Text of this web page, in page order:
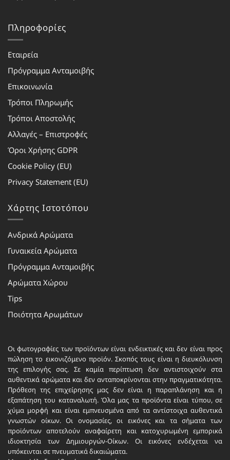
Πληροφορίες
Εταιρεία
Πρόγραμμα Ανταμοιβής
Επικοινωνία
Τρόποι Πληρωμής
Τρόποι Αποστολής
Αλλαγές – Επιστροφές
Όροι Χρήσης GDPR
Cookie Policy (EU)
Privacy Statement (EU)
Χάρτης Ιστοτόπου
Ανδρικά Αρώματα
Γυναικεία Αρώματα
Πρόγραμμα Ανταμοιβής
Αρώματα Χώρου
Tips
Ποιότητα Αρωμάτων
Οι φωτογραφίες των προϊόντων είναι ενδεικτικές και δεν είναι προς
πώληση το εικονιζόμενο προϊόν. Σκοπός τους είναι η διευκόλυνση
της επιλογής σας. Σε καμία περίπτωση δεν αντιστοιχούν στα
αυθεντικά αρώματα και δεν ανταποκρίνονται στην πραγματικότητα.
Πρόθεση της επιχείρησης μας δεν είναι η παραπλάνηση και η
εξαπάτηση του καταναλωτή. Όλα μας τα προϊόντα είναι τύπου, σε
χύμα μορφή και είναι εμπνευσμένα από τα αντίστοιχα αυθεντικά
γνωστών οίκων. Οι ονομασίες, οι εικόνες και τα σήματα των
προϊόντων αποτελούν αναφαίρετη και κατοχυρωμένη εμπορικά
ιδιοκτησία των Δημιουργών-Οίκων. Οι εικόνες ενδέχεται να
υπόκεινται σε πνευματικά δικαιώματα.